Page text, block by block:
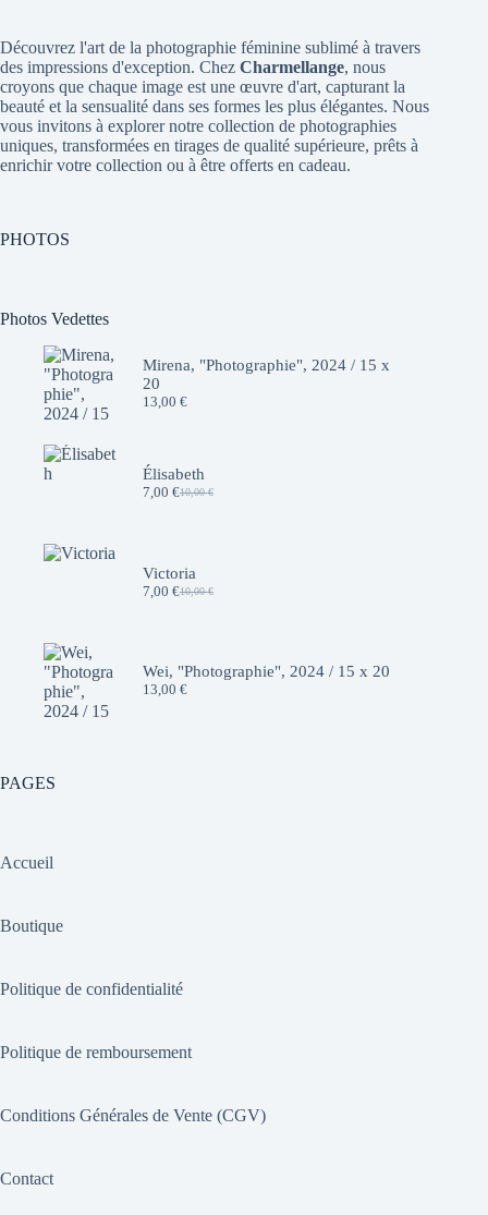
Découvrez l'art de la photographie féminine sublimé à travers
des impressions d'exception. Chez Charmellange, nous
croyons que chaque image est une œuvre d'art, capturant la
beauté et la sensualité dans ses formes les plus élégantes. Nous
vous invitons à explorer notre collection de photographies
uniques, transformées en tirages de qualité supérieure, prêts à
enrichir votre collection ou à être offerts en cadeau.
PHOTOS
Photos Vedettes
Mirena, "Photographie", 2024 / 15 x
20
13,00 €
Élisabeth
10,00€
Le
10,00 €.
7,00 €Le
7,00 €.
Victoria
10,00€
Le
10,00 €.
7,00 €Le
7,00 €.
Wei, "Photographie", 2024 / 15 x 20
13,00 €
PAGES
Accueil
Boutique
Politique de confidentialité
Politique de remboursement
Conditions Générales de Vente (CGV)
Contact